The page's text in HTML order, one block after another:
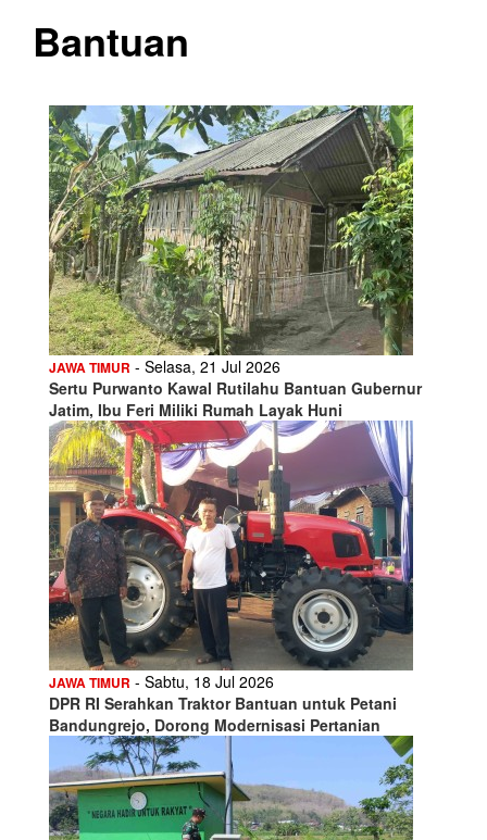
Bantuan
JAWA TIMUR - Selasa, 21 Jul 2026
Sertu Purwanto Kawal Rutilahu Bantuan Gubernur
Jatim, Ibu Feri Miliki Rumah Layak Huni
JAWA TIMUR - Sabtu, 18 Jul 2026
DPR RI Serahkan Traktor Bantuan untuk Petani
Bandungrejo, Dorong Modernisasi Pertanian